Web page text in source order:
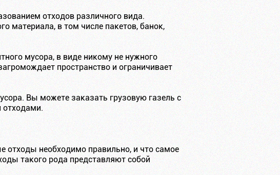
отходов различного вида.
материала, в том числе пакетов, банок,
мусора, в виде никому не нужного
пространство и ограничивает
Вы можете заказать грузовую газель с
отходами.
отходы необходимо правильно, и что самое
такого рода представляют собой